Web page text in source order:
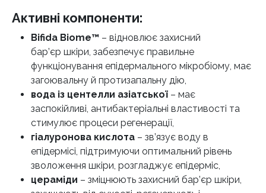
Активні компоненти:
Bifida Biome™ – відновлює захисний
бар’єр шкіри, забезпечує правильне
функціонування епідермального мікробіому, має
загоювальну й протизапальну дію,
вода із центелли азіатської – має
заспокійливі, антибактеріальні властивості та
стимулює процеси регенерації,
гіалуронова кислота – зв’язує воду в
епідермісі, підтримуючи оптимальний рівень
зволоження шкіри, розгладжує епідерміс,
цераміди – зміцнюють захисний бар’єр шкіри,